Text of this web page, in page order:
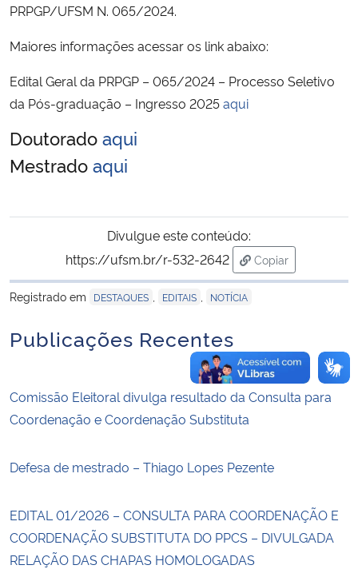
Secretaria de Governo
Gabinete de Segurança Institucional
Banco Central do Brasil
PRPGP/UFSM N. 065/2024.
Maiores informações acessar os link abaixo:
Edital Geral da PRPGP – 065/2024 – Processo Seletivo
da Pós-graduação – Ingresso 2025aqui
Doutorado aqui
Mestrado aqui
Divulgue este conteúdo:
https://ufsm.br/r-532-2642
Copiar
para área de
Registrado em
DESTAQUES EDITAIS NOTÍCIA
Publicações Recentes
Comissão Eleitoral divulga resultado da Consulta para
Coordenação e Coordenação Substituta
Defesa de mestrado – Thiago Lopes Pezente
EDITAL 01/2026 – CONSULTA PARA COORDENAÇÃO E
COORDENAÇÃO SUBSTITUTA DO PPCS – DIVULGADA
RELAÇÃO DAS CHAPAS HOMOLOGADAS